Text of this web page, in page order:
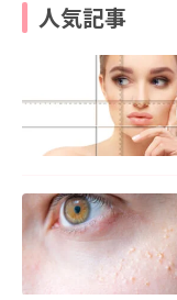
人気記事